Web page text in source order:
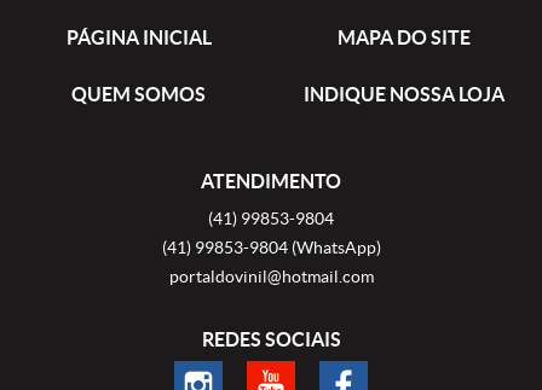
PÁGINA INICIAL MAPA DO SITE
QUEM SOMOS INDIQUE NOSSA LOJA
ATENDIMENTO
(41) 99853-9804
(41)99853-9804 (WhatsApp)
portaldovinil@hotmail.com
REDES SOCIAIS